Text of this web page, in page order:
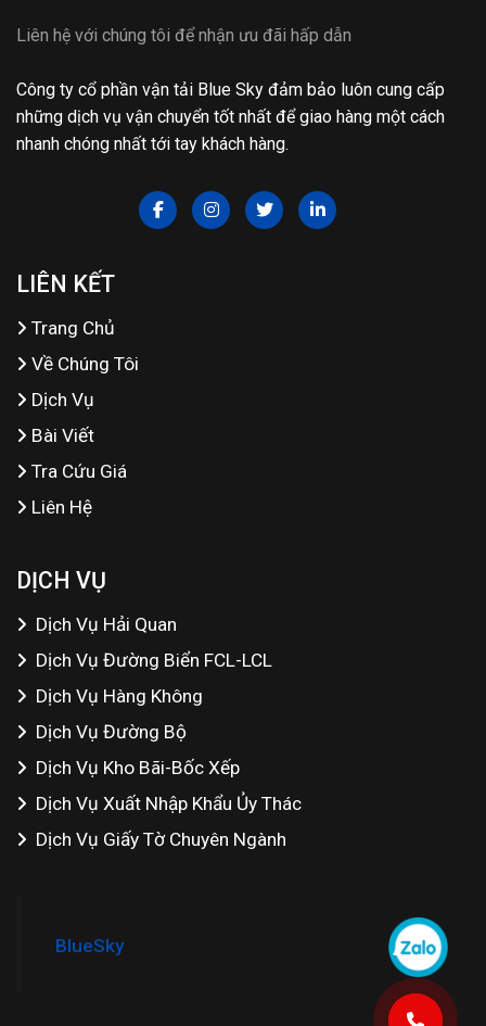
Liên hệ với chúng tôi để nhận ưu đãi hấp dẫn
Công ty cổ phần vận tải Blue Sky đảm bảo luôn cung cấp
những dịch vụ vận chuyển tốt nhất để giao hàng một cách
nhanh chóng nhất tới tay khách hàng.
LIÊN KẾT
Trang Chủ
Về Chúng Tôi
Dịch Vụ
Bài Viết
Tra Cứu Giá
Liên Hệ
DỊCH VỤ
Dịch Vụ Hải Quan
Dịch Vụ Đường Biển FCL-LCL
Dịch Vụ Hàng Không
Dịch Vụ Đường Bộ
Dịch Vụ Kho Bãi-Bốc Xếp
Dịch Vụ Xuất Nhập Khẩu Ủy Thác
Dịch Vụ Giấy Tờ Chuyên Ngành
BlueSky